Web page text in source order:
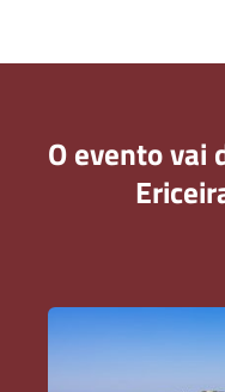
O evento vai